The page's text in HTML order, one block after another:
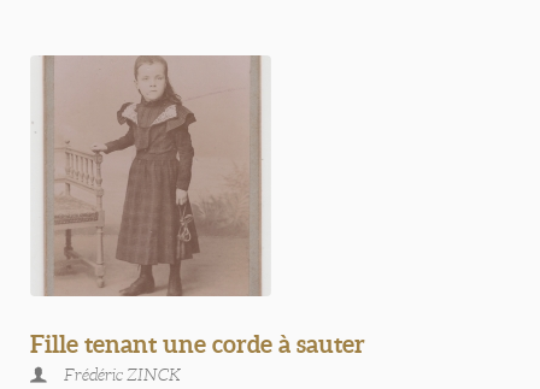
Fille tenant une corde à sauter
Frédéric ZINCK